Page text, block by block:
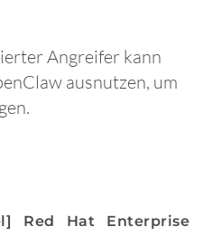
Angreifer kann
ausnutzen, um
Red Hat Enterprise